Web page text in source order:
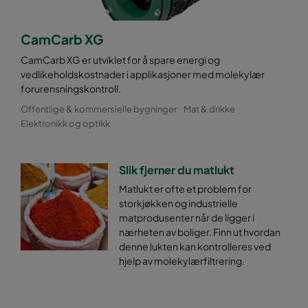
CamCarb XG
CamCarb XG er utviklet for å spare energi og
vedlikeholdskostnader i applikasjoner med molekylær
forurensningskontroll.
Offentlige & kommersielle bygninger
Mat & drikke
Elektronikk og optikk
Slik fjerner du matlukt
Matlukt er ofte et problem for
storkjøkken og industrielle
matprodusenter når de ligger i
nærheten av boliger. Finn ut hvordan
denne lukten kan kontrolleres ved
hjelp av molekylærfiltrering.